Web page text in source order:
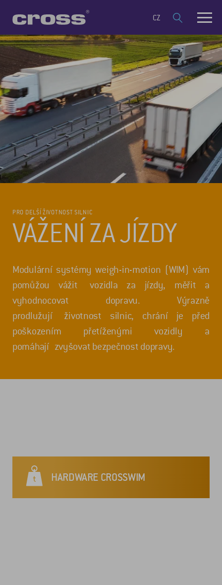
CZ
PRO DELŠÍ ŽIVOTNOST SILNIC
VÁŽENÍ ZA JÍZDY
Modulární systémy weigh-in-motion (WIM) vám
pomůžou vážit vozidla za jízdy, měřit a
vyhodnocovat dopravu. Výrazně
prodlužují životnost silnic, chrání je před
poškozením přetíženými vozidly a
pomáhají zvyšovat bezpečnost dopravy.
HARDWARE CROSSWIM